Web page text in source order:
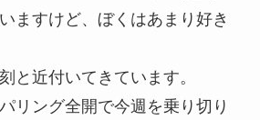
ますけど、ぼくはあまり好き
と近付いてきています。
リング全開で今週を乗り切り